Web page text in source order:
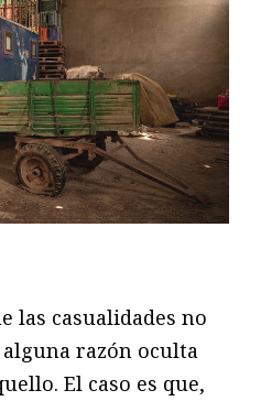
las casualidades no
razón oculta
El caso es que,